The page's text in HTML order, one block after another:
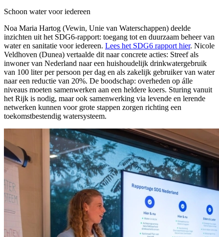
Schoon water voor iedereen
Noa Maria Hartog (Vewin, Unie van Waterschappen) deelde
inzichten uit het SDG6-rapport: toegang tot en duurzaam beheer van
water en sanitatie voor iedereen. Lees het SDG6 rapport hier. Nicole
Veldhoven (Dunea) vertaalde dit naar concrete acties: Streef als
inwoner van Nederland naar een huishoudelijk drinkwatergebruik
van 100 liter per persoon per dag en als zakelijk gebruiker van water
naar een reductie van 20%. De boodschap: overheden op álle
niveaus moeten samenwerken aan een heldere koers. Sturing vanuit
het Rijk is nodig, maar ook samenwerking via levende en lerende
netwerken kunnen voor grote stappen zorgen richting een
toekomstbestendig watersysteem.